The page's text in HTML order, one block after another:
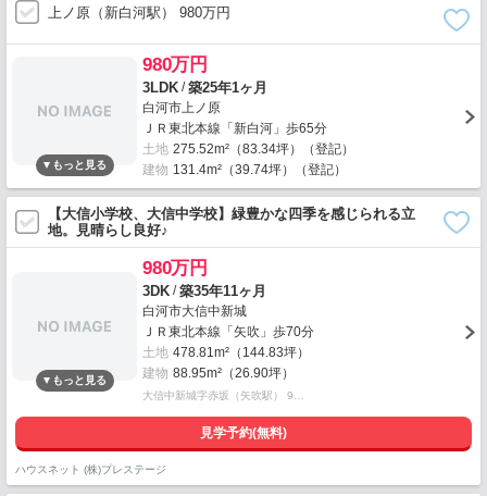
上ノ原（新白河駅） 980万円
980万円
3LDK /築25年1ヶ月
白河市上ノ原
ＪＲ東北本線「新白河」歩65分
土地 275.52m²（83.34坪）（登記）
建物 131.4m²（39.74坪）（登記）
【大信小学校、大信中学校】緑豊かな四季を感じられる立
地。見晴らし良好♪
980万円
3DK /築35年11ヶ月
白河市大信中新城
ＪＲ東北本線「矢吹」歩70分
土地 478.81m²（144.83坪）
建物 88.95m²（26.90坪）
大信中新城字赤坂（矢吹駅） 9…
見学予約(無料)
ハウスネット (株)プレステージ